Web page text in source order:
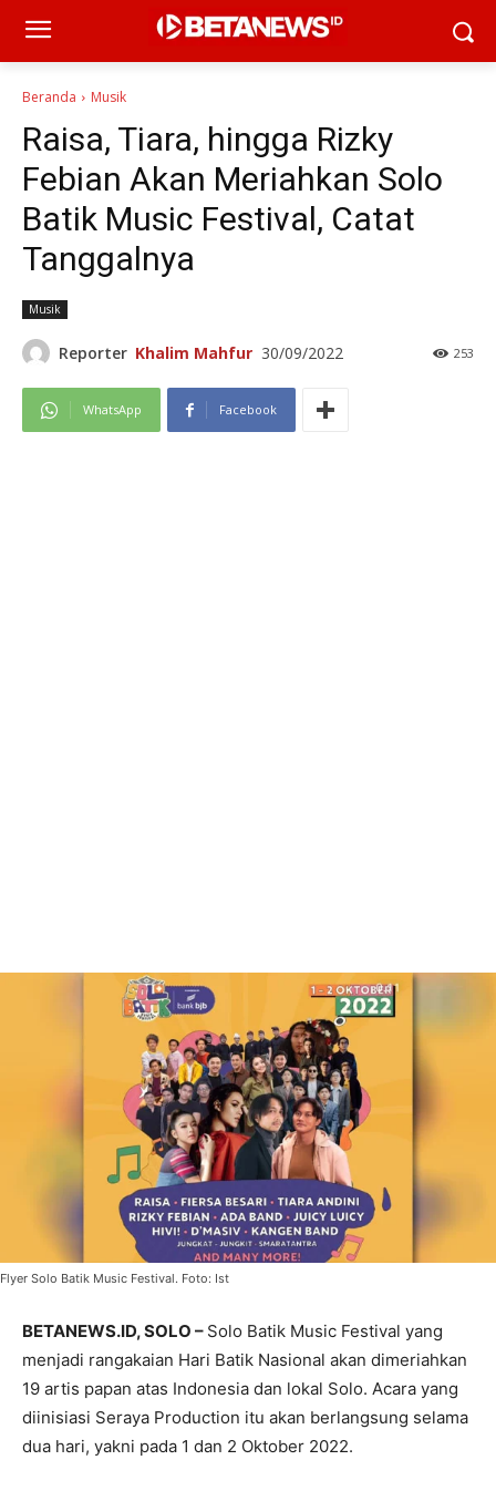
Beranda Musik
Raisa, Tiara, hingga Rizky
Febian Akan Meriahkan Solo
Batik Music Festival, Catat
Tanggalnya
Musik
Reporter Khalim Mahfur 30/09/2022 253
WhatsApp Facebook
Flyer Solo Batik Music Festival. Foto: Ist
BETANEWS.ID, SOLO – Solo Batik Music Festival yang
menjadi rangakaian Hari Batik Nasional akan dimeriahkan
19 artis papan atas Indonesia dan lokal Solo. Acara yang
diinisiasi Seraya Production itu akan berlangsung selama
dua hari, yakni pada 1 dan 2 Oktober 2022.